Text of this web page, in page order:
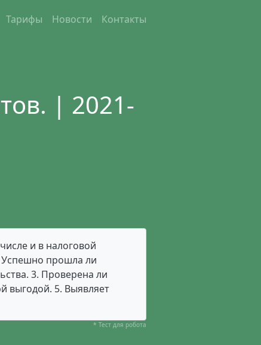
Тарифы Новости Контакты
| 2021-
и в налоговой
Успешно прошла ли
3. Проверена ли
выгодой. 5. Выявляет
* Тест для робота